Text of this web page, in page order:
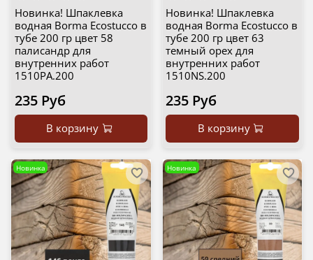
Новинка! Шпаклевка
водная Borma Ecostucco в
тубе 200 гр цвет 58
палисандр для
внутренних работ
1510PA.200
235 Руб
В корзину
Новинка! Шпаклевка
водная Borma Ecostucco в
тубе 200 гр цвет 63
темный орех для
внутренних работ
1510NS.200
235 Руб
В корзину
Новинка Новинка